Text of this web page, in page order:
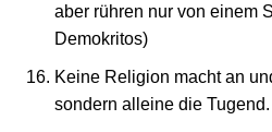
aber rühren nur von einem
Demokritos)
Keine Religion macht an
sondern alleine die